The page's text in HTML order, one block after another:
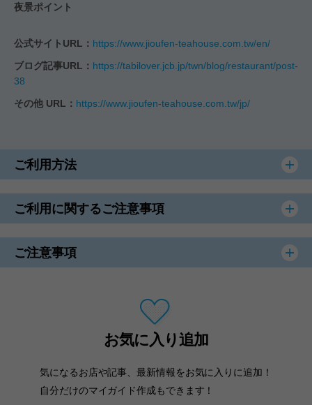
夜景ポイント
公式サイトURL： https://www.jioufen-teahouse.com.tw/en/
ブログ記事URL： https://tabilover.jcb.jp/twn/blog/restaurant/post-
38
その他 URL： https://www.jioufen-teahouse.com.tw/jp/
ご利用方法
ご利用に関するご注意事項
ご注意事項
お気に入り追加
気になるお店や記事、最新情報をお気に入りに追加！
自分だけのマイガイド作成もできます！